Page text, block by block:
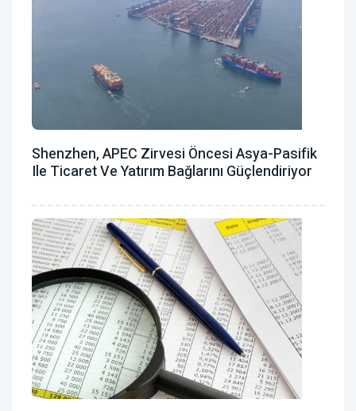
Shenzhen, APEC Zirvesi Öncesi Asya-Pasifik
Ile Ticaret Ve Yatırım Bağlarını Güçlendiriyor